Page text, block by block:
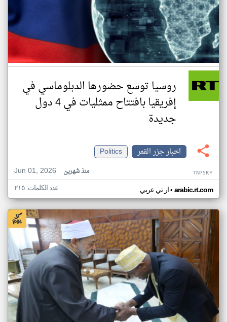
روسيا توسع حضورها الدبلوماسي في
إفريقيا بافتتاح ممثليات في 4 دول
جديدة
اخبار جزر القمر
Politics
Jun 01, 2026
منذ شهرين TN75KY
ار تي عربي• arabic.rt.com عدد الكلمات: ٢١٥